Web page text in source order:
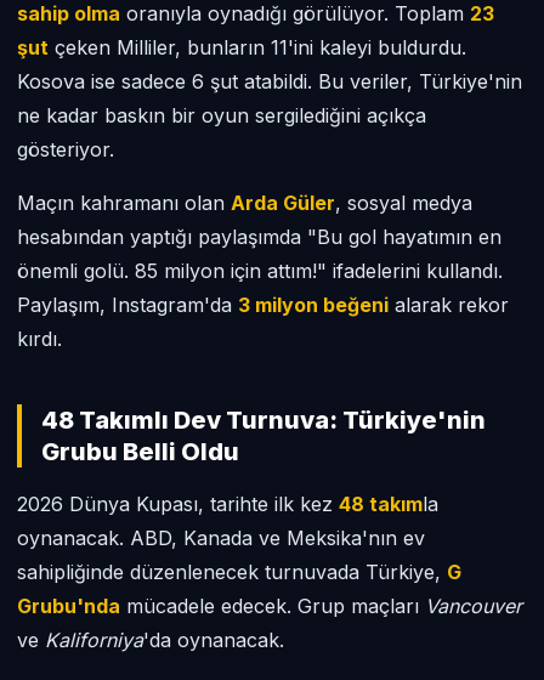
sahip olma oranıyla oynadığı görülüyor. Toplam 23
şut çeken Milliler, bunların 11'ini kaleyi buldurdu.
Kosova ise sadece 6 şut atabildi. Bu veriler, Türkiye'nin
ne kadar baskın bir oyun sergilediğini açıkça
gösteriyor.
Maçın kahramanı olan Arda Güler, sosyal medya
hesabından yaptığı paylaşımda "Bu gol hayatımın en
önemli golü. 85 milyon için attım!" ifadelerini kullandı.
Paylaşım, Instagram'da 3 milyon beğeni alarak rekor
kırdı.
48 Takımlı Dev Turnuva: Türkiye'nin
Grubu Belli Oldu
2026 Dünya Kupası, tarihte ilk kez 48 takımla
oynanacak. ABD, Kanada ve Meksika'nın ev
sahipliğinde düzenlenecek turnuvada Türkiye, G
Grubu'nda mücadele edecek. Grup maçları Vancouver
ve Kaliforniya'da oynanacak.